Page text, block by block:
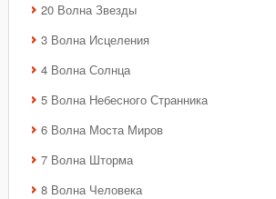
20 Волна Звезды
3 Волна Исцеления
4 Волна Солнца
5 Волна Небесного Странника
6 Волна Моста Миров
7 Волна Шторма
8 Волна Человека